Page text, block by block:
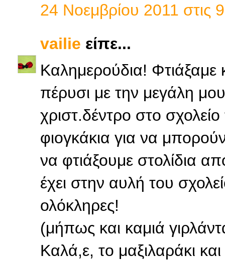
24 Νοεμβρίου 2011 στις
vailie είπε...
Καλημερούδια! Φτιάξαμε
πέρυσι με την μεγάλη
χριστ.δέντρο στο
φιογκάκια για να
να φτιάξουμε στολίδια
έχει στην αυλή του
ολόκληρες!
(μήπως και καμιά
Καλά,ε, το μαξιλαράκι